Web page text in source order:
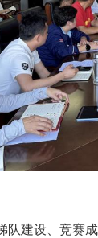
建设、竞赛